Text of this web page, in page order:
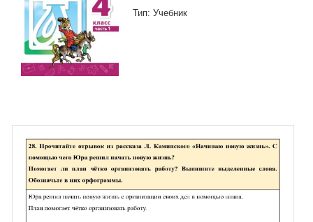
Тип: Учебник